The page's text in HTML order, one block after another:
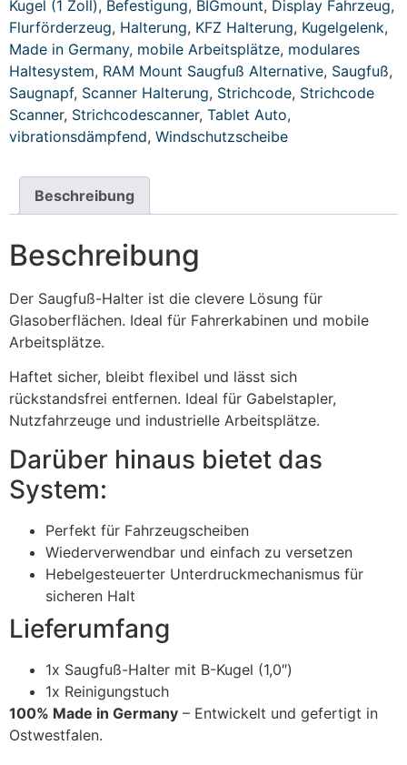
Kugel (1 Zoll), Befestigung, BIGmount, Display Fahrzeug,
Flurförderzeug, Halterung, KFZ Halterung, Kugelgelenk,
Made in Germany, mobile Arbeitsplätze, modulares
Haltesystem, RAM Mount Saugfuß Alternative, Saugfuß,
Saugnapf, Scanner Halterung, Strichcode, Strichcode
Scanner, Strichcodescanner, Tablet Auto,
vibrationsdämpfend, Windschutzscheibe
Beschreibung
Beschreibung
Der Saugfuß-Halter ist die clevere Lösung für
Glasoberflächen. Ideal für Fahrerkabinen und mobile
Arbeitsplätze.
Haftet sicher, bleibt flexibel und lässt sich
rückstandsfrei entfernen. Ideal für Gabelstapler,
Nutzfahrzeuge und industrielle Arbeitsplätze.
Darüber hinaus bietet das
System:
Perfekt für Fahrzeugscheiben
Wiederverwendbar und einfach zu versetzen
Hebelgesteuerter Unterdruckmechanismus für
sicheren Halt
Lieferumfang
1x Saugfuß-Halter mit B-Kugel (1,0″)
1x Reinigungstuch
100% Made in Germany – Entwickelt und gefertigt in
Ostwestfalen.